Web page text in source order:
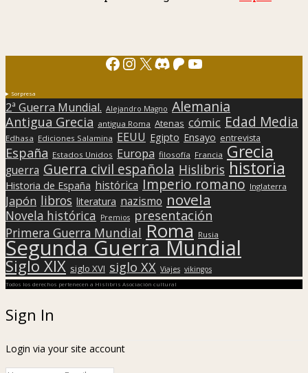
Facebook
Instagram
X Discord
Patreon
YouTube
Sorpresa
2ª Guerra Mundial. Alejandro Magno Alemania
Antigua Grecia antigua Roma Atenas cómic Edad Media
Edhasa Ediciones Salamina EEUU Egipto Ensayo entrevista
España Estados Unidos Europa filosofía Francia Grecia
guerra Guerra civil española Hislibris historia
Historia de España histórica Imperio romano Inglaterra
Japón libros literatura nazismo novela
Novela histórica Premios presentación
Primera Guerra Mundial Roma Rusia
Segunda Guerra Mundial
Siglo XIX siglo XVI siglo XX Viajes vikingos
Todos los derechos pertenecen a Hislibris Asociación cultural
Sign In
Login via your site account